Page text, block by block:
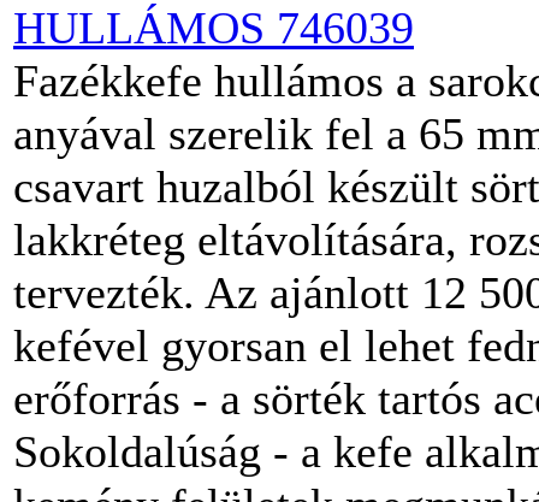
HULLÁMOS 746039
Fazékkefe hullámos a
anyával szerelik fel a 65
csavart huzalból készült
lakkréteg eltávolítására,
tervezték. Az ajánlott 12
kefével gyorsan el lehet
erőforrás - a sörték tartós
Sokoldalúság - a kefe